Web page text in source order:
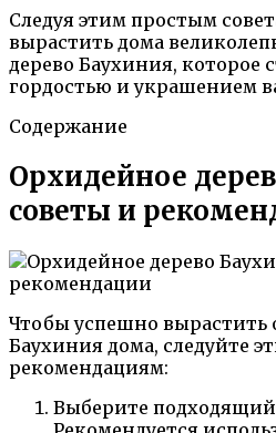
Следуя этим простым
вырастить дома
дерево Баухиния, которое
гордостью и украшением
Содержание
Орхидейное
советы и
Чтобы успешно вырастить
Баухиния дома, следуйте
рекомендациям:
Выберите